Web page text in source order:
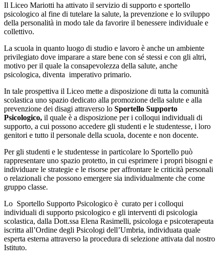
Il Liceo Mariotti ha attivato il servizio di supporto e sportello
psicologico al fine di tutelare la salute, la prevenzione e lo sviluppo
della personalità in modo tale da favorire il benessere individuale e
collettivo.
La scuola in quanto luogo di studio e lavoro è anche un ambiente
privilegiato dove imparare a stare bene con sé stessi e con gli altri,
motivo per il quale la consapevolezza della salute, anche
psicologica, diventa imperativo primario.
In tale prospettiva il Liceo mette a disposizione di tutta la comunità
scolastica uno spazio dedicato alla promozione della salute e alla
prevenzione dei disagi attraverso lo Sportello Supporto
Psicologico, il quale è a disposizione per i colloqui individuali di
supporto, a cui possono accedere gli studenti e le studentesse, i loro
genitori e tutto il personale della scuola, docente e non docente.
Per gli studenti e le studentesse in particolare lo Sportello può
rappresentare uno spazio protetto, in cui esprimere i propri bisogni e
individuare le strategie e le risorse per affrontare le criticità personali
o relazionali che possono emergere sia individualmente che come
gruppo classe.
Lo Sportello Supporto Psicologico è curato per i colloqui
individuali di supporto psicologico e gli interventi di psicologia
scolastica, dalla Dott.ssa Elena Rasimelli, psicologa e psicoterapeuta
iscritta all’Ordine degli Psicologi dell’Umbria, individuata quale
esperta esterna attraverso la procedura di selezione attivata dal nostro
Istituto.